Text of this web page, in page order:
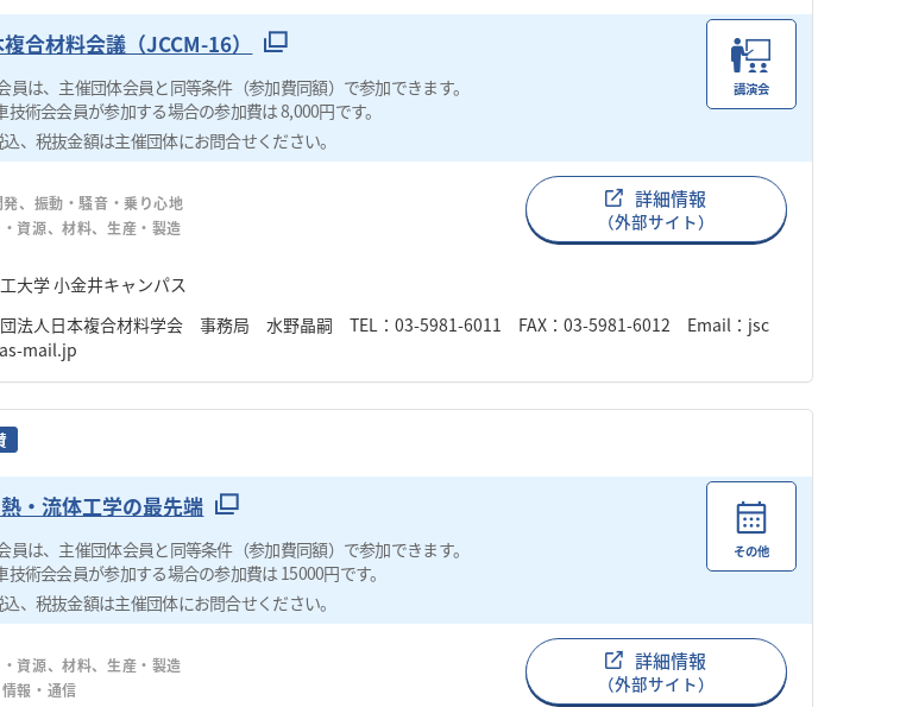
合材料会議（JCCM-16）
員は、主催団体会員と同等条件（参加費同額）で参加できます。
技術会会員が参加する場合の参加費は 8,000円です。
、税抜金額は主催団体にお問合せください。
講演会
、振動・騒音・乗り心地
資源、材料、生産・製造
詳細情報
（外部サイト）
大学 小金井キャンパス
法人日本複合材料学会 事務局 水野晶嗣 TEL：03-5981-6011 FAX：03-5981-6012 Email：jsc
mail.jp
・流体工学の最先端
員は、主催団体会員と同等条件（参加費同額）で参加できます。
技術会会員が参加する場合の参加費は 15000円です。
、税抜金額は主催団体にお問合せください。
その他
資源、材料、生産・製造
情報・通信
詳細情報
（外部サイト）